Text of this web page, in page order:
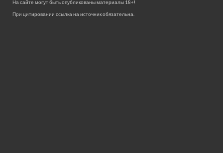
На сайте могут быть опубликованы материалы 18+!
При цитировании ссылка на источник обязательна.